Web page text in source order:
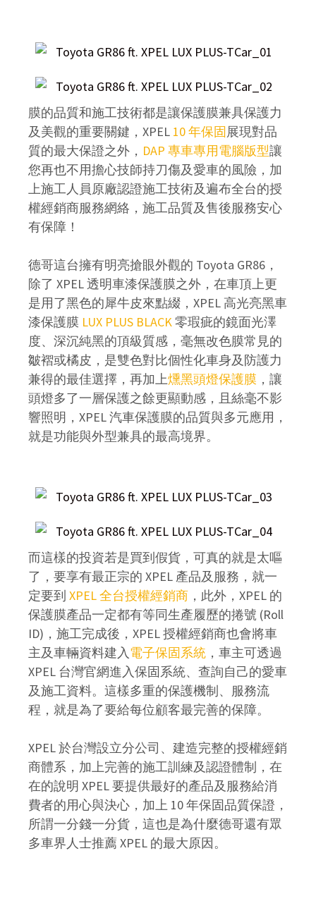
膜的品質和施工技術都是讓保護膜兼具保護力
及美觀的重要關鍵，XPEL 10 年保固展現對品
質的最大保證之外， DAP 專車專用電腦版型讓
您再也不用擔心技師持刀傷及愛車的風險，加
上施工人員原廠認證施工技術及遍布全台的授
權經銷商服務網絡，施工品質及售後服務安心
有保障！
德哥這台擁有明亮搶眼外觀的 Toyota GR86，
除了 XPEL 透明車漆保護膜之外，在車頂上更
是用了黑色的犀牛皮來點綴，XPEL 高光亮黑車
漆保護膜 LUX PLUS BLACK零瑕疵的鏡面光澤
度、深沉純黑的頂級質感，毫無改色膜常見的
皺褶或橘皮，是雙色對比個性化車身及防護力
兼得的最佳選擇，再加上燻黑頭燈保護膜 ，讓
頭燈多了一層保護之餘更顯動感，且絲毫不影
響照明，XPEL 汽車保護膜的品質與多元應用，
就是功能與外型兼具的最高境界。
而這樣的投資若是買到假貨，可真的就是太嘔
了，要享有最正宗的 XPEL 產品及服務，就一
定要到 XPEL 全台授權經銷商 ，此外，XPEL 的
保護膜產品一定都有等同生產履歷的捲號 (Roll
ID)，施工完成後，XPEL 授權經銷商也會將車
主及車輛資料建入電子保固系統 ，車主可透過
XPEL 台灣官網進入保固系統、查詢自己的愛車
及施工資料。這樣多重的保護機制、服務流
程，就是為了要給每位顧客最完善的保障。
XPEL 於台灣設立分公司、建造完整的授權經銷
商體系，加上完善的施工訓練及認證體制，在
在的說明 XPEL 要提供最好的產品及服務給消
費者的用心與決心，加上 10 年保固品質保證，
所謂一分錢一分貨，這也是為什麼德哥還有眾
多車界人士推薦 XPEL 的最大原因。